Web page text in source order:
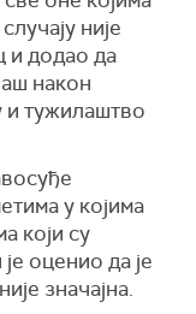
није
и додао да
након
и тужилаштво
у којима
који су
оценио да је
значајна.